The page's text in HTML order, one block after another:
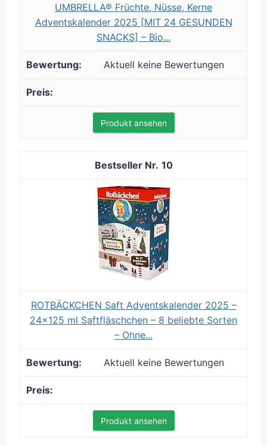
UMBRELLA® Früchte, Nüsse, Kerne
Adventskalender 2025 [MIT 24 GESUNDEN
SNACKS] – Bio...
Aktuell keine Bewertungen
Produkt ansehen
10
ROTBÄCKCHEN Saft Adventskalender 2025 –
24x125 ml Saftfläschchen – 8 beliebte Sorten
– Ohne...
Aktuell keine Bewertungen
Produkt ansehen